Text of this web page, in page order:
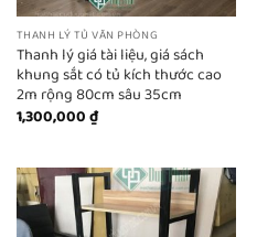
THANH LÝ TỦ VĂN PHÒNG
Thanh lý giá tài liệu, giá sách
khung sắt có tủ kích thước cao
2m rộng 80cm sâu 35cm
1,300,000₫